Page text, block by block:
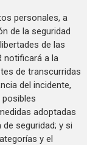
personales, a
de la seguridad
de las
notificará a la
de transcurridas
del incidente,
posibles
adoptadas
seguridad; y si
y el